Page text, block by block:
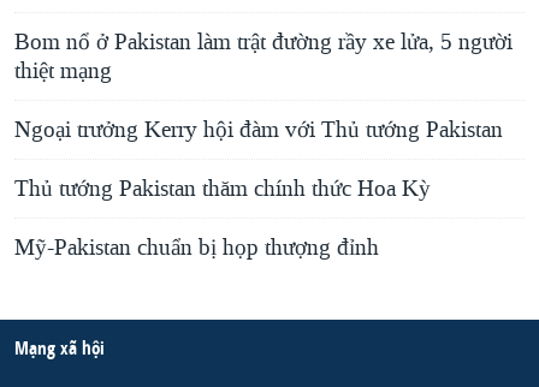
Bom nổ ở Pakistan làm trật đường rầy xe lửa, 5 người
thiệt mạng
Ngoại trưởng Kerry hội đàm với Thủ tướng Pakistan
Thủ tướng Pakistan thăm chính thức Hoa Kỳ
Mỹ-Pakistan chuẩn bị họp thượng đỉnh
Mạng xã hội